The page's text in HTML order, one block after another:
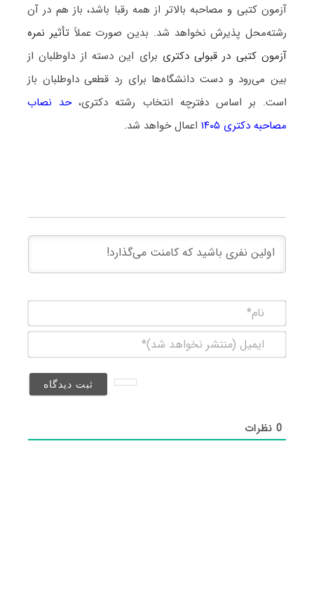
آزمون کتبی و مصاحبه بالاتر از همه رقبا باشد، باز هم در آن
رشته‌محل پذیرش نخواهد شد. بدین صورت عملاً تأثیر نمره
آزمون کتبی در قبولی دکتری برای این دسته از داوطلبان از
بین می‌رود و دست دانشگاه‌ها برای رد قطعی داوطلبان باز
است. بر اساس دفترچه انتخاب رشته دکتری،حد نصاب
مصاحبه دکتری ۱۴۰۵
اعمال خواهد شد.
(منتشر
0نظرات